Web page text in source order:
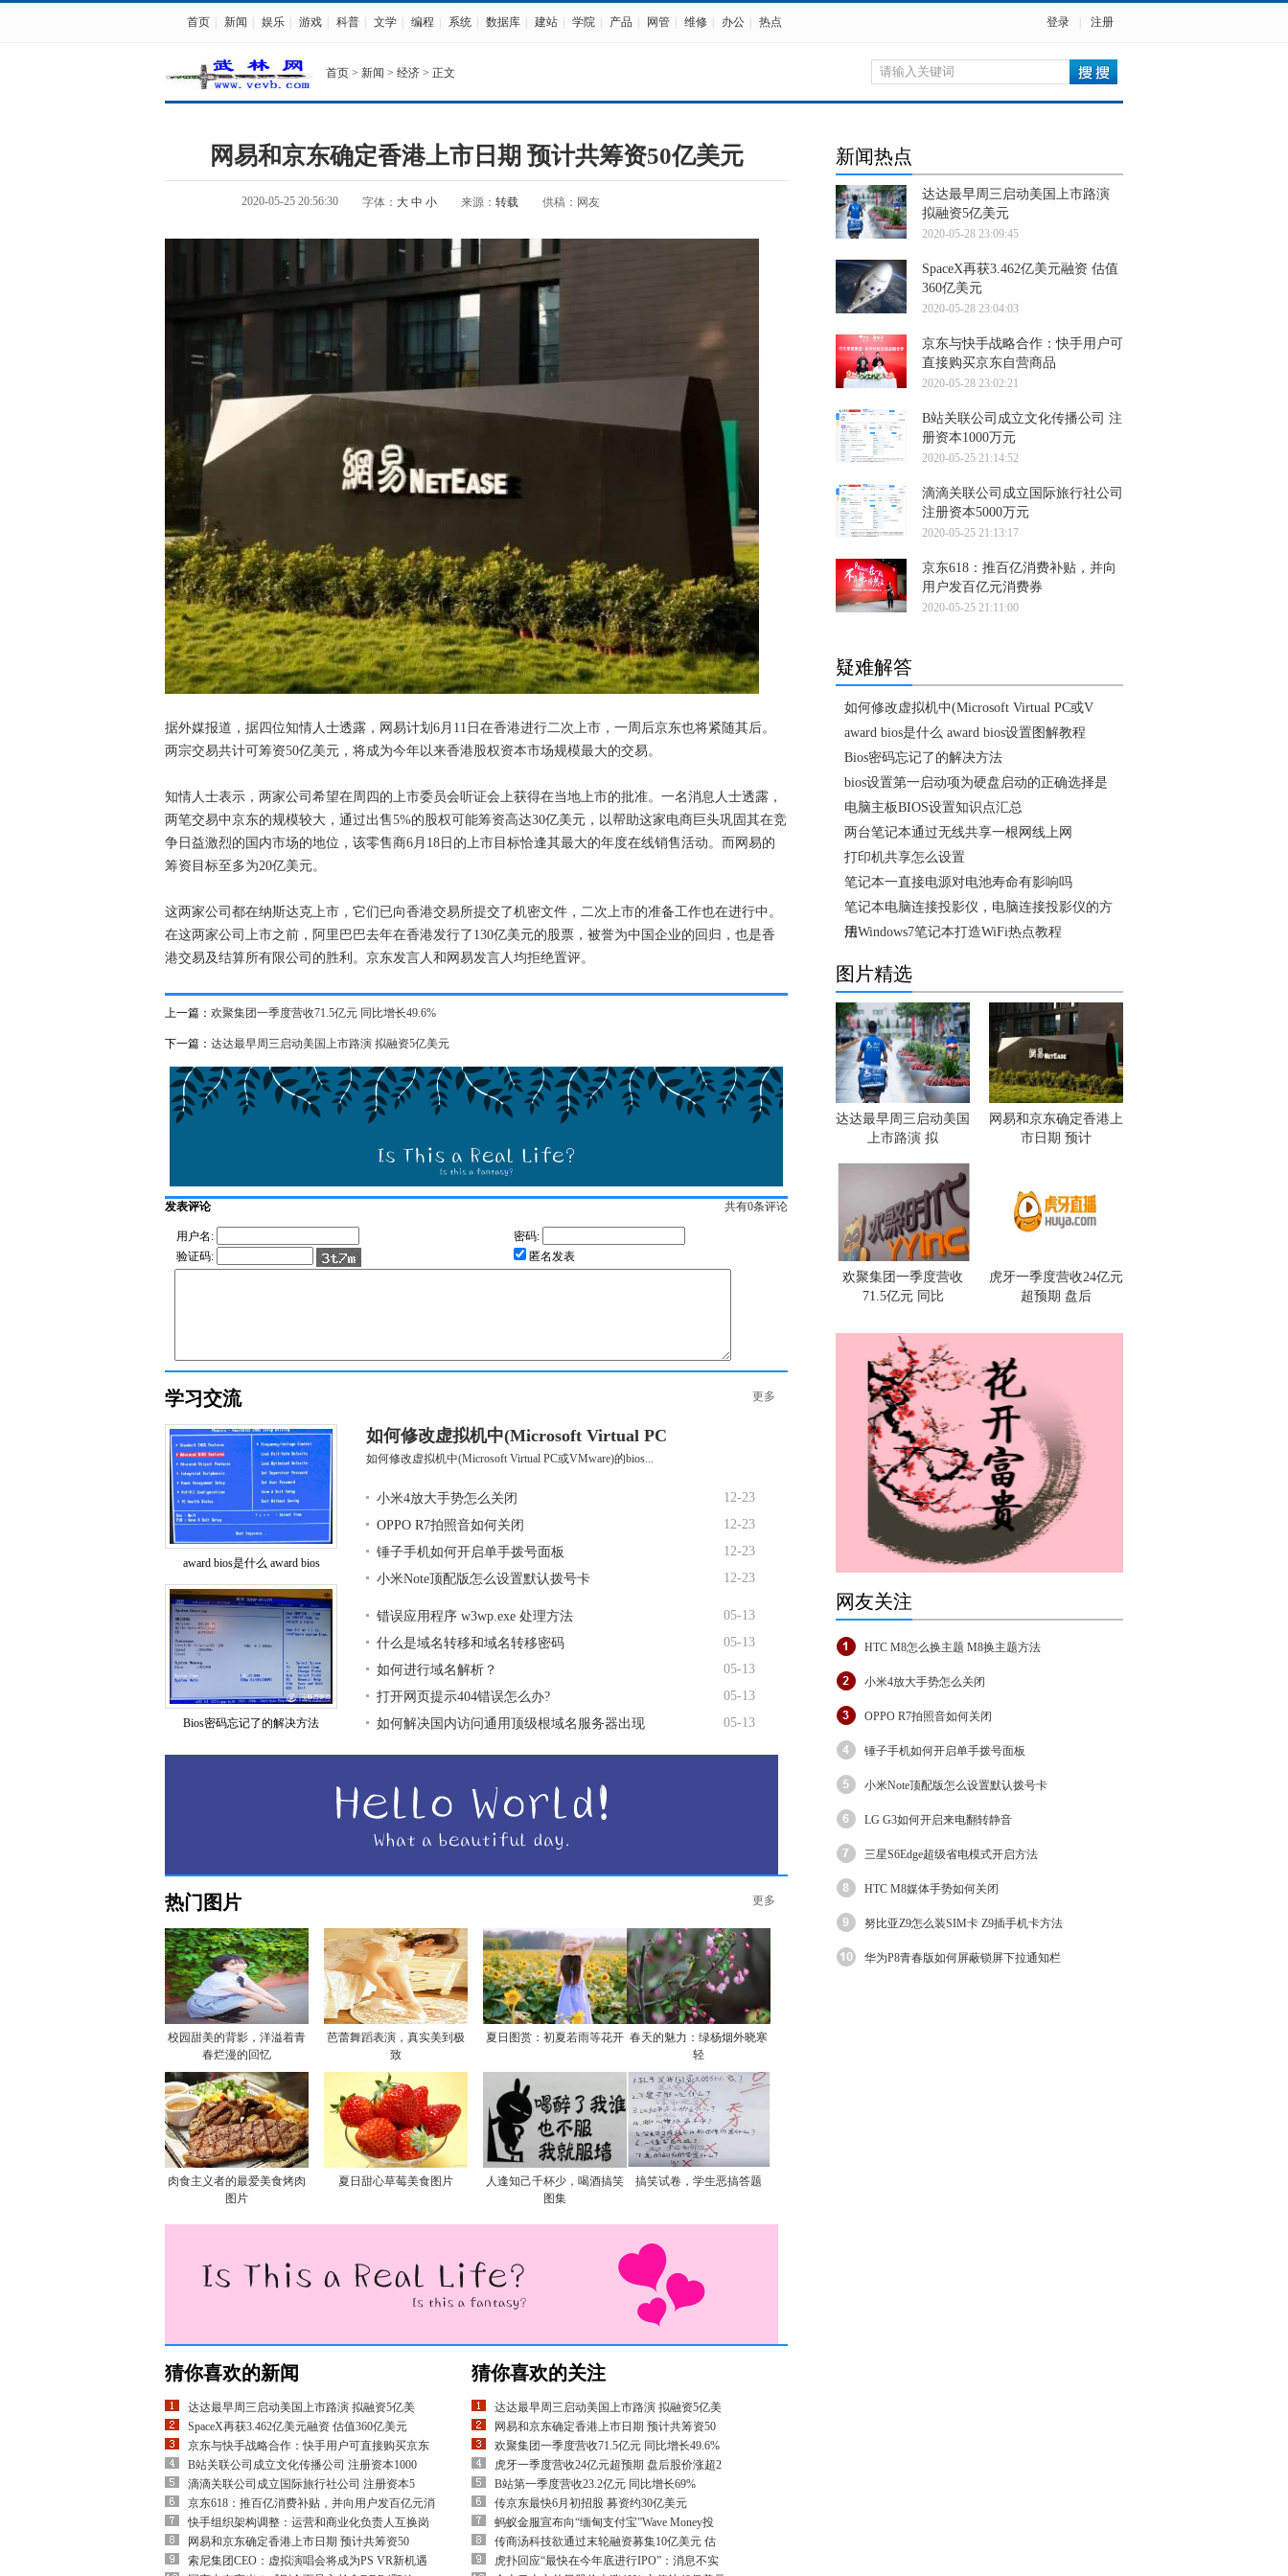
首页 新闻 娱乐 游戏 科普 文学 编程 系统 数据库 建站 学院 产品 网管 维修 办公 热点 登录 注册
首页 > 新闻 > 经济 > 正文
网易和京东确定香港上市日期 预计共筹资50亿美元
2020-05-25 20:56:30 字体： 大 中 小 来源： 转载 供稿：网友
据外媒报道，据四位知情人士透露，网易计划6月11日在香港进行二次上市，一周后京东也将紧随其后。
两宗交易共计可筹资50亿美元，将成为今年以来香港股权资本市场规模最大的交易。
知情人士表示，两家公司希望在周四的上市委员会听证会上获得在当地上市的批准。一名消息人士透露，
两笔交易中京东的规模较大，通过出售5%的股权可能筹资高达30亿美元，以帮助这家电商巨头巩固其在竞
争日益激烈的国内市场的地位，该零售商6月18日的上市目标恰逢其最大的年度在线销售活动。而网易的
筹资目标至多为20亿美元。
这两家公司都在纳斯达克上市，它们已向香港交易所提交了机密文件，二次上市的准备工作也在进行中。
在这两家公司上市之前，阿里巴巴去年在香港发行了130亿美元的股票，被誉为中国企业的回归，也是香
港交易及结算所有限公司的胜利。京东发言人和网易发言人均拒绝置评。
上一篇： 欢聚集团一季度营收71.5亿元 同比增长49.6%
下一篇： 达达最早周三启动美国上市路演 拟融资5亿美元
发表评论 共有0条评论
用户名:
密码:
验证码:
匿名发表
学习交流 更多
award bios是什么 award bios
Bios密码忘记了的解决方法
如何修改虚拟机中(Microsoft Virtual PC
如何修改虚拟机中(Microsoft Virtual PC或VMware)的bios...
小米4放大手势怎么关闭
12-23
OPPO R7拍照音如何关闭
12-23
锤子手机如何开启单手拨号面板
12-23
小米Note顶配版怎么设置默认拨号卡
12-23
错误应用程序 w3wp.exe 处理方法
05-13
什么是域名转移和域名转移密码
05-13
如何进行域名解析？
05-13
打开网页提示404错误怎么办?
05-13
如何解决国内访问通用顶级根域名服务器出现
05-13
热门图片 更多
校园甜美的背影，洋溢着青
春烂漫的回忆
芭蕾舞蹈表演，真实美到极
致
夏日图赏：初夏若雨等花开 春天的魅力：绿杨烟外晓寒
轻
肉食主义者的最爱美食烤肉
图片
夏日甜心草莓美食图片
人逢知己千杯少，喝酒搞笑
图集
搞笑试卷，学生恶搞答题
猜你喜欢的新闻
达达最早周三启动美国上市路演 拟融资5亿美
SpaceX再获3.462亿美元融资 估值360亿美元
京东与快手战略合作：快手用户可直接购买京东
B站关联公司成立文化传播公司 注册资本1000
滴滴关联公司成立国际旅行社公司 注册资本5
京东618：推百亿消费补贴，并向用户发百亿元消
快手组织架构调整：运营和商业化负责人互换岗
网易和京东确定香港上市日期 预计共筹资50
索尼集团CEO：虚拟演唱会将成为PS VR新机遇
猜你喜欢的关注
达达最早周三启动美国上市路演 拟融资5亿美
网易和京东确定香港上市日期 预计共筹资50
欢聚集团一季度营收71.5亿元 同比增长49.6%
虎牙一季度营收24亿元超预期 盘后股价涨超2
B站第一季度营收23.2亿元 同比增长69%
传京东最快6月初招股 募资约30亿美元
蚂蚁金服宣布向“缅甸支付宝”Wave Money投
传商汤科技欲通过末轮融资募集10亿美元 估
虎扑回应“最快在今年底进行IPO”：消息不实
新闻热点
达达最早周三启动美国上市路演
拟融资5亿美元
2020-05-28 23:09:45
SpaceX再获3.462亿美元融资 估值
360亿美元
2020-05-28 23:04:03
京东与快手战略合作：快手用户可
直接购买京东自营商品
2020-05-28 23:02:21
B站关联公司成立文化传播公司 注
册资本1000万元
2020-05-25 21:14:52
滴滴关联公司成立国际旅行社公司
注册资本5000万元
2020-05-25 21:13:17
京东618：推百亿消费补贴，并向
用户发百亿元消费券
2020-05-25 21:11:00
疑难解答
如何修改虚拟机中(Microsoft Virtual PC或V
award bios是什么 award bios设置图解教程
Bios密码忘记了的解决方法
bios设置第一启动项为硬盘启动的正确选择是
电脑主板BIOS设置知识点汇总
两台笔记本通过无线共享一根网线上网
打印机共享怎么设置
笔记本一直接电源对电池寿命有影响吗
笔记本电脑连接投影仪，电脑连接投影仪的方
法
用Windows7笔记本打造WiFi热点教程
图片精选
达达最早周三启动美国
上市路演 拟
网易和京东确定香港上
市日期 预计
欢聚集团一季度营收
71.5亿元 同比
虎牙一季度营收24亿元
超预期 盘后
网友关注
HTC M8怎么换主题 M8换主题方法
小米4放大手势怎么关闭
OPPO R7拍照音如何关闭
锤子手机如何开启单手拨号面板
小米Note顶配版怎么设置默认拨号卡
LG G3如何开启来电翻转静音
三星S6Edge超级省电模式开启方法
HTC M8媒体手势如何关闭
努比亚Z9怎么装SIM卡 Z9插手机卡方法
华为P8青春版如何屏蔽锁屏下拉通知栏